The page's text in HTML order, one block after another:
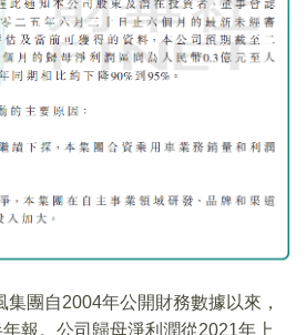
團自2004年公開財務數據以來，
報。公司歸母淨利潤從2021年上